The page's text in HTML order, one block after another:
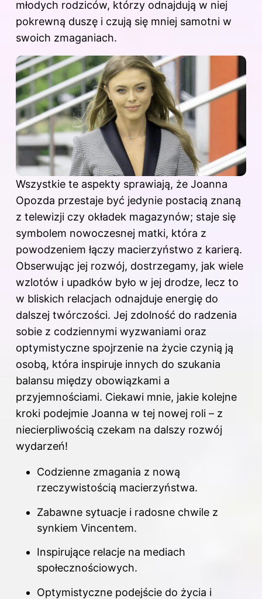
młodych rodziców, którzy odnajdują w niej
pokrewną duszę i czują się mniej samotni w
swoich zmaganiach.
Wszystkie te aspekty sprawiają, że Joanna
Opozda przestaje być jedynie postacią znaną
z telewizji czy okładek magazynów; staje się
symbolem nowoczesnej matki, która z
powodzeniem łączy macierzyństwo z karierą.
Obserwując jej rozwój, dostrzegamy, jak wiele
wzlotów i upadków było w jej drodze, lecz to
w bliskich relacjach odnajduje energię do
dalszej twórczości. Jej zdolność do radzenia
sobie z codziennymi wyzwaniami oraz
optymistyczne spojrzenie na życie czynią ją
osobą, która inspiruje innych do szukania
balansu między obowiązkami a
przyjemnościami. Ciekawi mnie, jakie kolejne
kroki podejmie Joanna w tej nowej roli – z
niecierpliwością czekam na dalszy rozwój
wydarzeń!
Codzienne zmagania z nową
rzeczywistością macierzyństwa.
Zabawne sytuacje i radosne chwile z
synkiem Vincentem.
Inspirujące relacje na mediach
społecznościowych.
Optymistyczne podejście do życia i